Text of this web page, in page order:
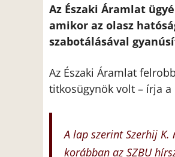
Az Északi Áramlat
amikor az olasz
szabotálásával
Az Északi Áramlat
titkosügynök volt – írja a
A lap szerint Szerhij
korábban az SZBU